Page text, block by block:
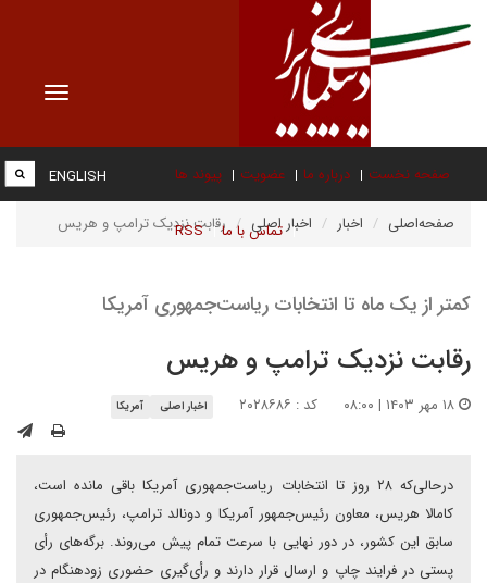
Toggle
صفحه نخست درباره ما عضویت پیوند ها
تماس با ما RSS
ENGLISH
صفحه‌اصلی اخبار اخبار اصلی رقابت نزدیک ترامپ و هریس
کمتر از یک ماه تا انتخابات ریاست‌جمهوری آمریکا
رقابت نزدیک ترامپ و هریس
کد : ۲۰۲۸۶۸۶ اخبار اصلی آمریکا
درحالی‌که ۲۸ روز تا انتخابات ریاست‌جمهوری آمریکا باقی مانده است،
کامالا هریس، معاون رئیس‌جمهور آمریکا‌ و دونالد ترامپ، رئیس‌جمهوری
سابق این کشور، در دور نهایی با سرعت تمام پیش می‌روند. برگه‌های رأی
پستی در فرایند چاپ و ارسال قرار دارند و رأی‌گیری حضوری زودهنگام در